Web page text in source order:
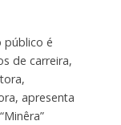
público é
de carreira,
apresenta